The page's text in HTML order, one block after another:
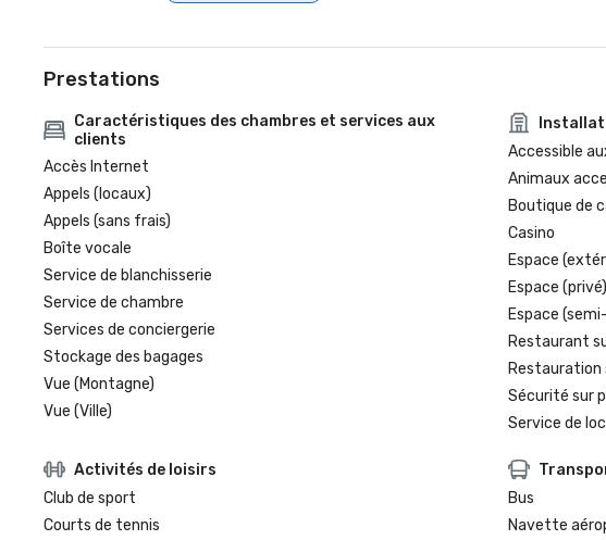
Prestations
Caractéristiques des chambres et services aux
clients
Accès Internet
Appels (locaux)
Appels (sans frais)
Boîte vocale
Service de blanchisserie
Service de chambre
Services de conciergerie
Stockage des bagages
Vue (Montagne)
Vue (Ville)
Accessible
Animaux
Boutique de
Casino
Espace
Espace (privé)
Espace
Restaurant
Restauration
Sécurité sur
Service de
Activités de loisirs
Club de sport
Courts de tennis
Bus
Navette